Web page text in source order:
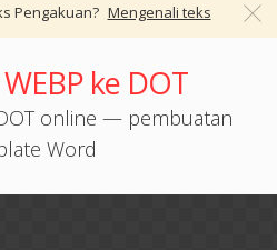
Pengakuan? Mengenali teks
ke DOT
online — pembuatan
Word